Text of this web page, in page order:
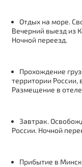
Отдых на море.
Вечерний выезд из
Ночной переезд.
Прохождение
территории России,
Размещение в
Завтрак.
России. Ночной
Прибытие в